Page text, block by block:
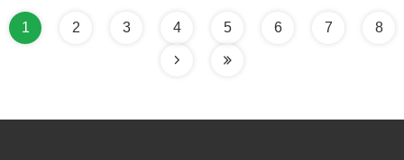
1 2 3 4 5 6 7 8